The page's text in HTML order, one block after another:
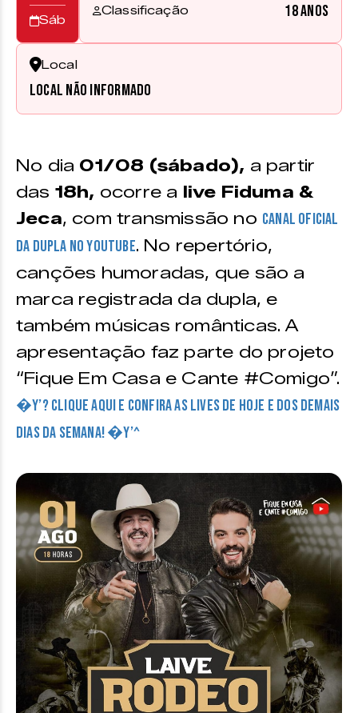
Sáb
Classificação 18 anos
Local
Local não informado
No dia 01/08 (sábado), a partir
das 18h, ocorre a live Fiduma &
Jeca, com transmissão no canal oficial
da dupla no Youtube. No repertório,
canções humoradas, que são a
marca registrada da dupla, e
também músicas românticas. A
apresentação faz parte do projeto
“Fique Em Casa e Cante #Comigo”.
�Y’? CLIQUE AQUI E CONFIRA AS LIVES DE HOJE E DOS DEMAIS
DIAS DA SEMANA! �Y’^